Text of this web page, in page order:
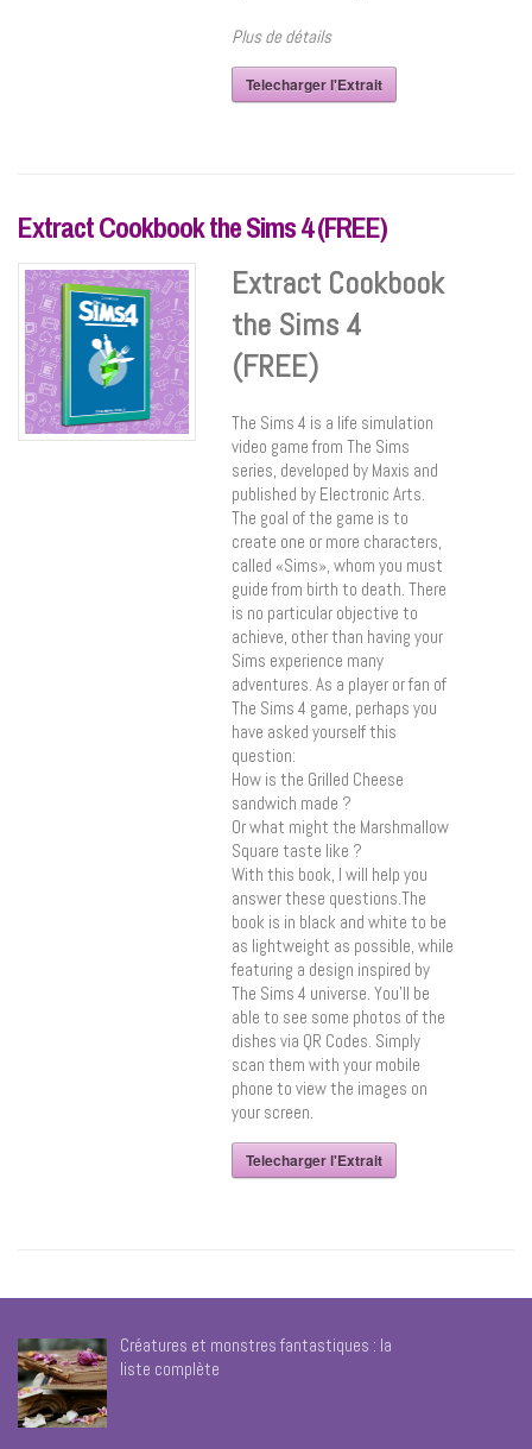
Plus de détails
Telecharger l'Extrait
Extract Cookbook the Sims 4 (FREE)
Extract Cookbook
the Sims 4
(FREE)
The Sims 4 is a life simulation
video game from The Sims
series, developed by Maxis and
published by Electronic Arts.
The goal of the game is to
create one or more characters,
called «Sims», whom you must
guide from birth to death. There
is no particular objective to
achieve, other than having your
Sims experience many
adventures. As a player or fan of
The Sims 4 game, perhaps you
have asked yourself this
question:
How is the Grilled Cheese
sandwich made ?
Or what might the Marshmallow
Square taste like ?
With this book, I will help you
answer these questions.The
book is in black and white to be
as lightweight as possible, while
featuring a design inspired by
The Sims 4 universe. You’ll be
able to see some photos of the
dishes via QR Codes. Simply
scan them with your mobile
phone to view the images on
your screen.
Telecharger l'Extrait
Créatures et monstres fantastiques : la
liste complète